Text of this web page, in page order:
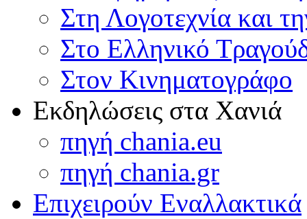
Στη Λογοτεχνία και
Στο Ελληνικό
Στον Κινηματογράφο
Εκδηλώσεις στα Χανιά
πηγή chania.eu
πηγή chania.gr
Επιχειρούν Εναλλακτικά